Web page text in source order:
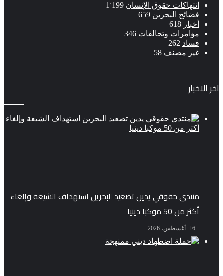
انتهاكات حقوق الإنسان 1٬199
فضائح البحرين 659
أخبار 618
مؤامرات وتحالفات 346
فساد 262
غير مصنف
58
اخر الاخبار
منتدى حقوقي يدين تصعيد البحرين استهداف الشيعة وإلغاء
أكثر من 50 موكبا دينيا
6 أغسطس، 2026